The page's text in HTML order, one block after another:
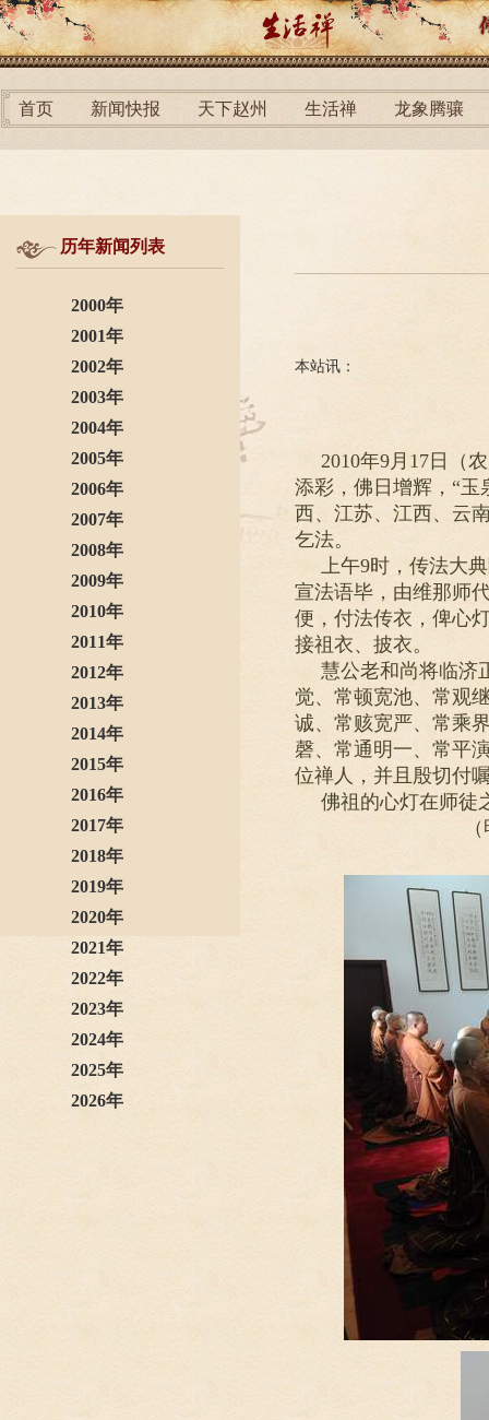
首页 新闻快报 天下赵州 生活禅 龙象腾骧
历年新闻列表
2000年
2001年
2002年
2003年
2004年
2005年
2006年
2007年
2008年
2009年
2010年
2011年
2012年
2013年
2014年
2015年
2016年
2017年
2018年
2019年
2020年
2021年
2022年
2023年
2024年
2025年
2026年
本站讯：
2010年9月17日（
添彩，佛日增辉，“
西、江苏、江西、云
乞法。
上午9时，传法大
宣法语毕，由维那师
便，付法传衣，俾心
接祖衣、披衣。
慧公老和尚将临济
觉、常顿宽池、常观
诚、常赅宽严、常乘
磬、常通明一、常平
位禅人，并且殷切付
佛祖的心灯在师徒
（明舫